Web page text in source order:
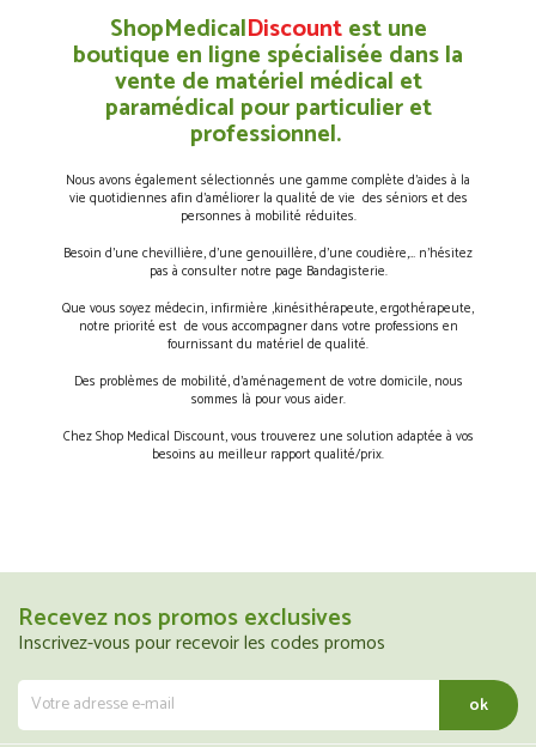
ShopMedicalDiscountest une
boutique en ligne spécialisée dans la
vente de matériel médical et
paramédical pour particulier et
professionnel.
Nous avons également sélectionnés une gamme complète d’aides à la
vie quotidiennes afin d’améliorer la qualité de vie des séniors et des
personnes à mobilité réduites.
Besoin d’une chevillière, d’une genouillère, d’une coudière,… n’hésitez
pas à consulter notre page Bandagisterie.
Que vous soyez médecin, infirmière ,kinésithérapeute, ergothérapeute,
notre priorité est de vous accompagner dans votre professions en
fournissant du matériel de qualité.
Des problèmes de mobilité, d’aménagement de votre domicile, nous
sommes là pour vous aider.
Chez Shop Medical Discount, vous trouverez une solution adaptée à vos
besoins au meilleur rapport qualité/prix.
Recevez nos promos exclusives
Inscrivez-vous pour recevoir les codes promos